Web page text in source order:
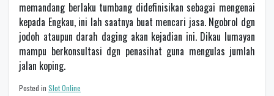
memandang berlaku tumbang didefinisikan sebagai mengenai
kepada Engkau, ini lah saatnya buat mencari jasa. Ngobrol dgn
jodoh ataupun darah daging akan kejadian ini. Dikau lumayan
mampu berkonsultasi dgn penasihat guna mengulas jumlah
jalan koping.
Posted in Slot Online